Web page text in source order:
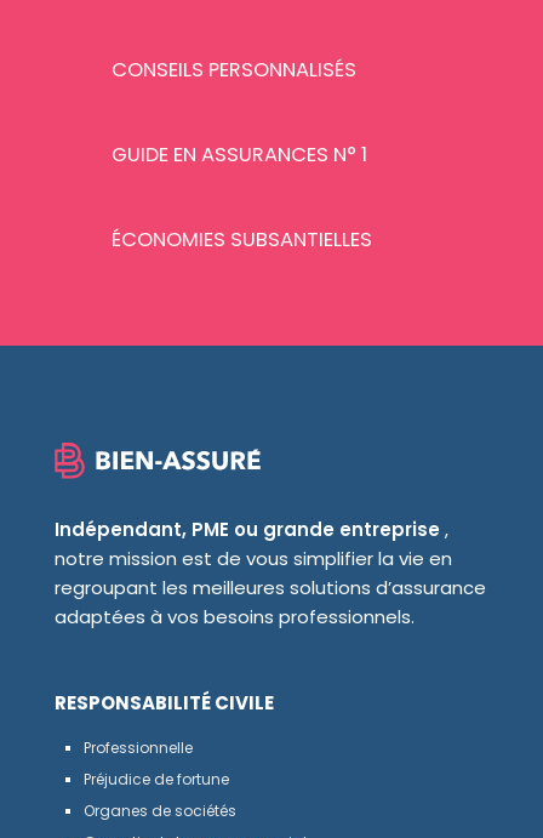
CONSEILS PERSONNALISÉS
GUIDE EN ASSURANCES N° 1
ÉCONOMIES SUBSANTIELLES
Indépendant, PME ou grande entreprise ,
notre mission est de vous simplifier la vie en
regroupant les meilleures solutions d’assurance
adaptées à vos besoins professionnels.
RESPONSABILITÉ CIVILE
Professionnelle
Préjudice de fortune
Organes de sociétés